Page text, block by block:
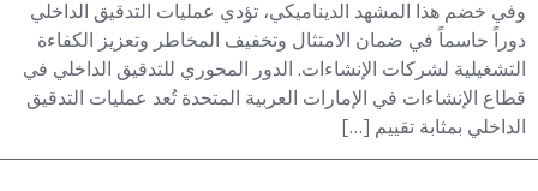
وفي خضم هذا المشهد الديناميكي، تؤدي عمليات التدقيق الداخلي
دوراً حاسماً في ضمان الامتثال وتخفيف المخاطر وتعزيز الكفاءة
التشغيلية لشركات الإنشاءات. الدور المحوري للتدقيق الداخلي في
قطاع الإنشاءات في الإمارات العربية المتحدة تُعد عمليات التدقيق
الداخلي بمثابة تقييم […]